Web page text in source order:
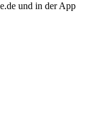
und in der App